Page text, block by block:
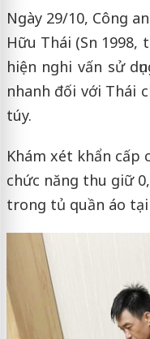
Ngày 29/10, Công
Hữu Thái (Sn 1998,
hiện nghi vấn sử
nhanh đối với Thái
túy.
Khám xét khẩn cấp
chức năng thu giữ
trong tủ quần áo